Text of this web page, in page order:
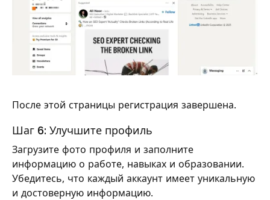
После этой страницы регистрация завершена.
Шаг 6: Улучшите профиль
Загрузите фото профиля и заполните
информацию о работе, навыках и образовании.
Убедитесь, что каждый аккаунт имеет уникальную
и достоверную информацию.